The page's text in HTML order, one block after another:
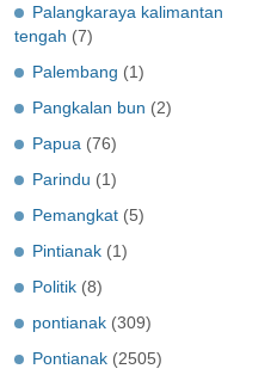
Palangkaraya kalimantan
tengah (7)
Palembang (1)
Pangkalan bun (2)
Papua (76)
Parindu (1)
Pemangkat (5)
Pintianak (1)
Politik (8)
pontianak (309)
Pontianak (2505)